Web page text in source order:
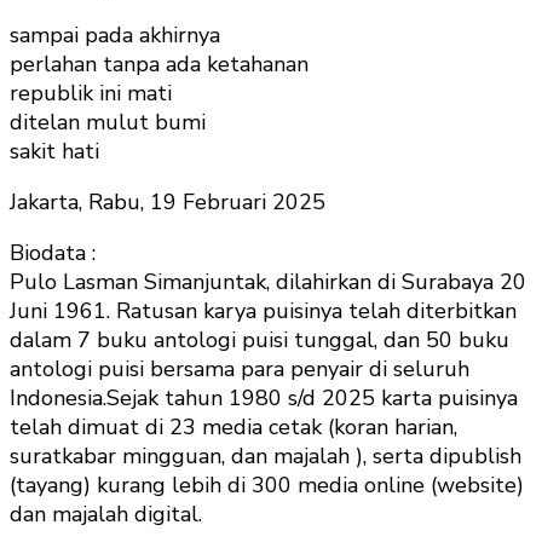
sampai pada akhirnya
perlahan tanpa ada ketahanan
republik ini mati
ditelan mulut bumi
sakit hati
Jakarta, Rabu, 19 Februari 2025
Biodata :
Pulo Lasman Simanjuntak, dilahirkan di Surabaya 20
Juni 1961. Ratusan karya puisinya telah diterbitkan
dalam 7 buku antologi puisi tunggal, dan 50 buku
antologi puisi bersama para penyair di seluruh
Indonesia.Sejak tahun 1980 s/d 2025 karta puisinya
telah dimuat di 23 media cetak (koran harian,
suratkabar mingguan, dan majalah ), serta dipublish
(tayang) kurang lebih di 300 media online (website)
dan majalah digital.